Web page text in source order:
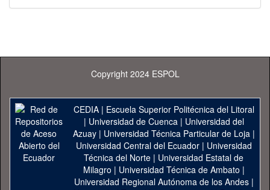
Copyright 2024 ESPOL
CEDIA| Escuela Superior Politécnica del Litoral
| Universidad de Cuenca| Universidad del
Azuay| Universidad Técnica Particular de Loja|
Universidad Central del Ecuador| Universidad
Técnica del Norte | Universidad Estatal de
Milagro | Universidad Técnica de Ambato |
Universidad Regional Autónoma de los Andes|